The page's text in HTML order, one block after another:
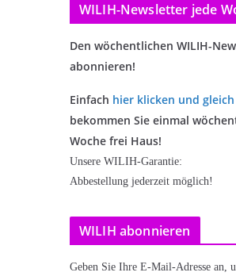
WILIH-Newsletter jede
Den wöchentlichen WILIH-
abonnieren!
Einfach hier klicken und
bekommen Sie einmal
Woche frei Haus!
Unsere WILIH-Garantie:
Abbestellung jederzeit möglich!
WILIH abonnieren
Geben Sie Ihre E-Mail-Adresse an,